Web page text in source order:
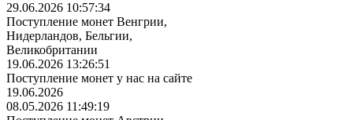
29.06.2026 10:57:34
Поступление монет Венгрии,
Нидерландов, Бельгии,
Великобритании
19.06.2026 13:26:51
Поступление монет у нас на сайте
19.06.2026
08.05.2026 11:49:19